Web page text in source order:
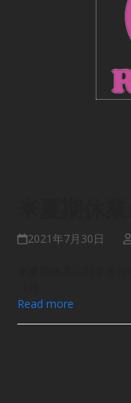
2021年7月30日
Read more